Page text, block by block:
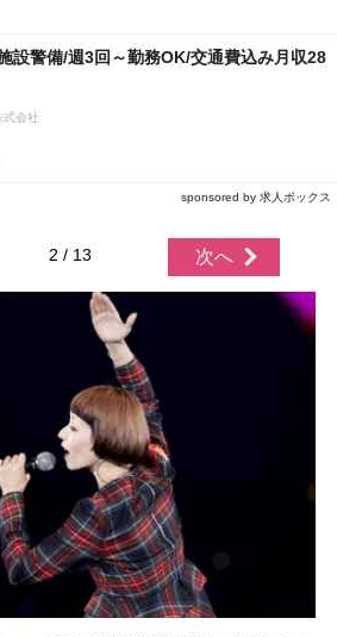
設警備/週3回～勤務OK/交通費込み月収28
式会社
sponsored by 求人ボックス
2 / 13 次へ